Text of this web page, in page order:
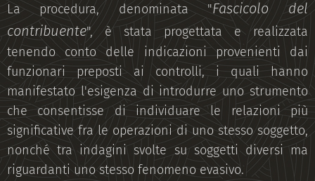
La procedura, denominata "Fascicolo del
contribuente", è stata progettata e realizzata
tenendo conto delle indicazioni provenienti dai
funzionari preposti ai controlli, i quali hanno
manifestato l'esigenza di introdurre uno strumento
che consentisse di individuare le relazioni più
significative fra le operazioni di uno stesso soggetto,
nonché tra indagini svolte su soggetti diversi ma
riguardanti uno stesso fenomeno evasivo.